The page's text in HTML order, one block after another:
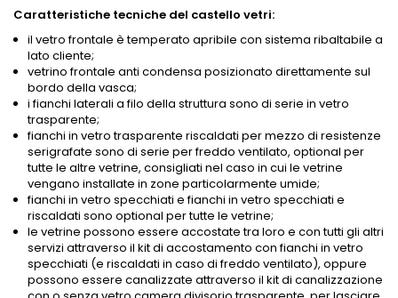
Caratteristiche tecniche del castello vetri:
il vetro frontale è temperato apribile con sistema ribaltabile a
lato cliente;
vetrino frontale anti condensa posizionato direttamente sul
bordo della vasca;
i fianchi laterali a filo della struttura sono di serie in vetro
trasparente;
fianchi in vetro trasparente riscaldati per mezzo di resistenze
serigrafate sono di serie per freddo ventilato, optional per
tutte le altre vetrine, consigliati nel caso in cui le vetrine
vengano installate in zone particolarmente umide;
fianchi in vetro specchiati e fianchi in vetro specchiati e
riscaldati sono optional per tutte le vetrine;
le vetrine possono essere accostate tra loro e con tutti gli altri
servizi attraverso il kit di accostamento con fianchi in vetro
specchiati (e riscaldati in caso di freddo ventilato), oppure
possono essere canalizzate attraverso il kit di canalizzazione